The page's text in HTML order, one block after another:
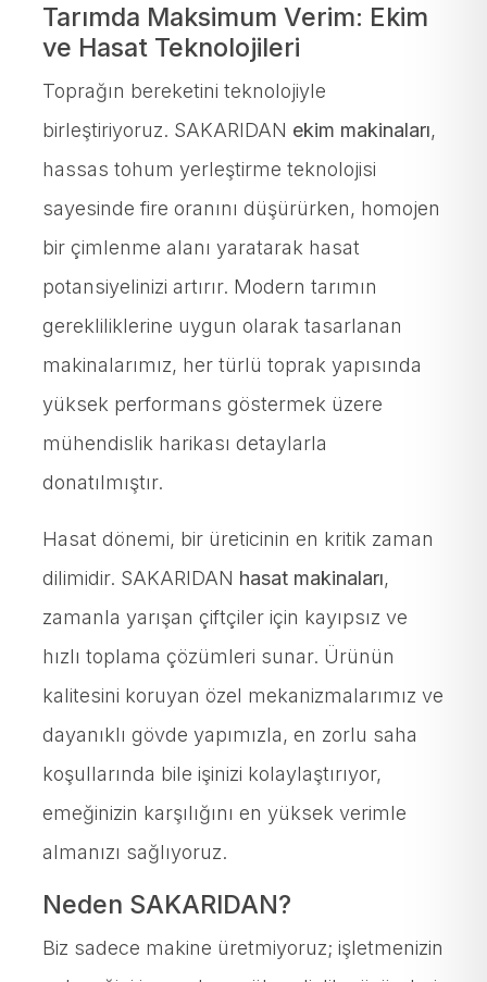
Tarımda Maksimum Verim: Ekim
ve Hasat Teknolojileri
Toprağın bereketini teknolojiyle
birleştiriyoruz. SAKARIDAN ekim makinaları,
hassas tohum yerleştirme teknolojisi
sayesinde fire oranını düşürürken, homojen
bir çimlenme alanı yaratarak hasat
potansiyelinizi artırır. Modern tarımın
gerekliliklerine uygun olarak tasarlanan
makinalarımız, her türlü toprak yapısında
yüksek performans göstermek üzere
mühendislik harikası detaylarla
donatılmıştır.
Hasat dönemi, bir üreticinin en kritik zaman
dilimidir. SAKARIDAN hasat makinaları,
zamanla yarışan çiftçiler için kayıpsız ve
hızlı toplama çözümleri sunar. Ürünün
kalitesini koruyan özel mekanizmalarımız ve
dayanıklı gövde yapımızla, en zorlu saha
koşullarında bile işinizi kolaylaştırıyor,
emeğinizin karşılığını en yüksek verimle
almanızı sağlıyoruz.
Neden SAKARIDAN?
Biz sadece makine üretmiyoruz; işletmenizin